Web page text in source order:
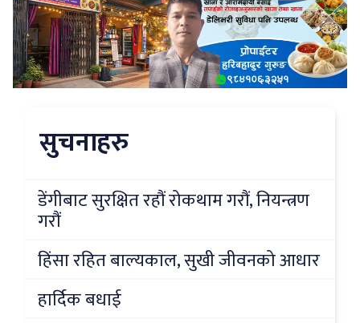
सुचनाहरु
डेंगीबाट सुरक्षित रहौं रोकथाम गरौं, नियन्त्रण
गरौं
हिंसा रहित बाल्यकाल, सुखी जीवनको आधार
हार्दिक बधाई